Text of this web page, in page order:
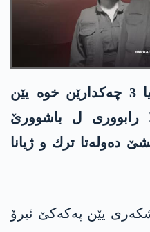
رێخستنا په‌كه‌كێ ناسنامه‌یا 3 چه‌كدارێن خوه‌ یێن
رابووری ل باشوورێ
ده‌وله‌تا ترك و ژیانا
یێن په‌كه‌كێ ئیرۆ